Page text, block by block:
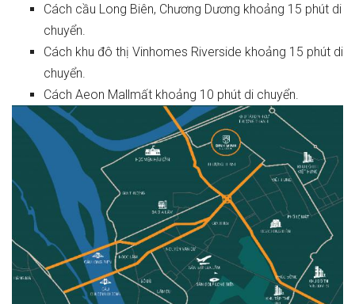
Cách cầu Long Biên, Chương Dương khoảng 15 phút di
chuyển.
Cách khu đô thị Vinhomes Riverside khoảng 15 phút di
chuyển.
Cách Aeon Mallmất khoảng 10 phút di chuyển.